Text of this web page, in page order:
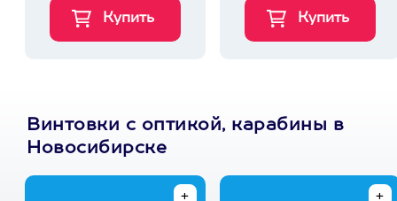
Винтовки с оптикой, карабины в
Новосибирске